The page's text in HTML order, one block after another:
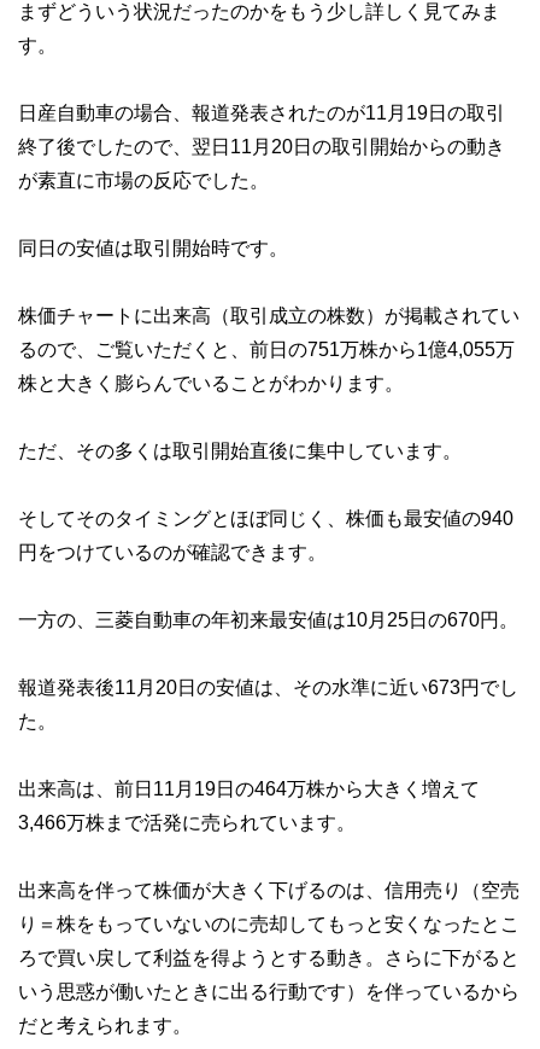
まずどういう状況だったのかをもう少し詳しく見てみま
す。
日産自動車の場合、報道発表されたのが11月19日の取引
終了後でしたので、翌日11月20日の取引開始からの動き
が素直に市場の反応でした。
同日の安値は取引開始時です。
株価チャートに出来高（取引成立の株数）が掲載されてい
るので、ご覧いただくと、前日の751万株から1億4,055万
株と大きく膨らんでいることがわかります。
ただ、その多くは取引開始直後に集中しています。
そしてそのタイミングとほぼ同じく、株価も最安値の940
円をつけているのが確認できます。
一方の、三菱自動車の年初来最安値は10月25日の670円。
報道発表後11月20日の安値は、その水準に近い673円でし
た。
出来高は、前日11月19日の464万株から大きく増えて
3,466万株まで活発に売られています。
出来高を伴って株価が大きく下げるのは、信用売り（空売
り＝株をもっていないのに売却してもっと安くなったとこ
ろで買い戻して利益を得ようとする動き。さらに下がると
いう思惑が働いたときに出る行動です）を伴っているから
だと考えられます。